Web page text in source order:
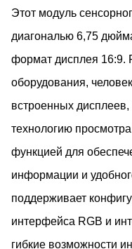
Этот модуль
диагональю 6,75
формат дисплея 16:9.
оборудования,
встроенных дисплеев,
технологию
функцией для
информации и
поддерживает
интерфейса RGB и
гибкие возможности